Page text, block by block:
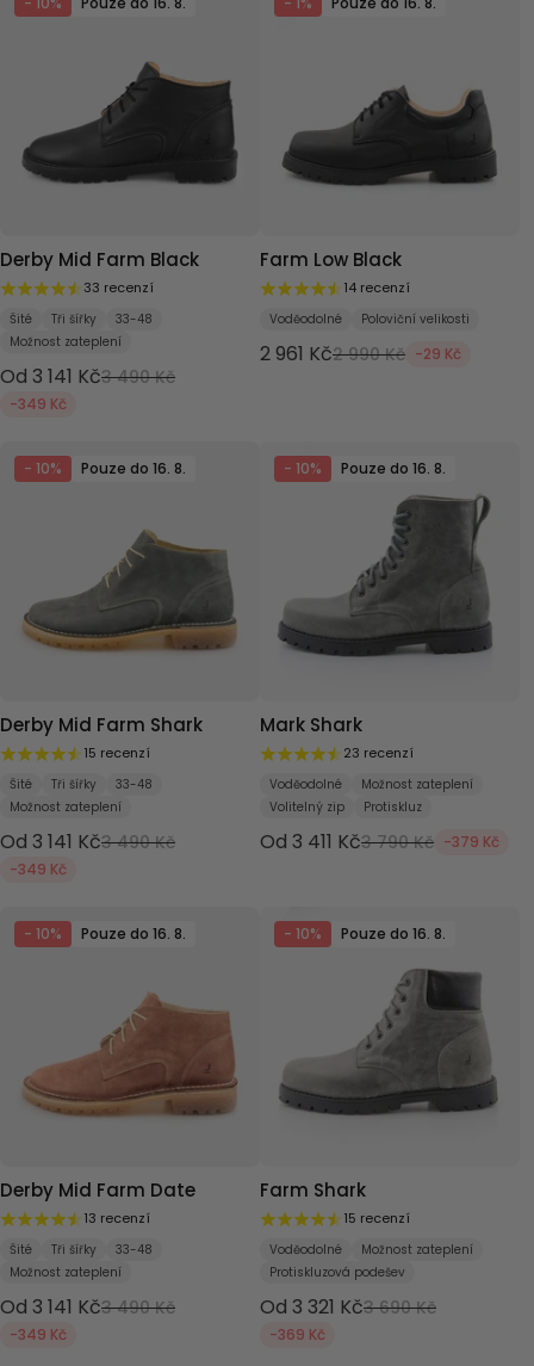
Derby Mid Farm Black
33 recenzí
Šité Tři šířky
33-48
Možnost zateplení
Od 3 141 Kč3 490 Kč
-349 Kč
Farm Low Black
14 recenzí
Voděodolné Poloviční velikosti
2 961 Kč2 990 Kč -29 Kč
- 10% Pouze do 16. 8.
Derby Mid Farm Shark
15 recenzí
Šité Tři šířky
33-48
Možnost zateplení
Od 3 141 Kč3 490 Kč
-349 Kč
- 10% Pouze do 16. 8.
Mark Shark
23 recenzí
Voděodolné
Možnost zateplení
Volitelný zip
Protiskluz
Od 3 411 Kč3 790 Kč -379 Kč
- 10% Pouze do 16. 8.
Derby Mid Farm Date
13 recenzí
Šité Tři šířky
33-48
Možnost zateplení
Od 3 141 Kč3 490 Kč
-349 Kč
- 10% Pouze do 16. 8.
Farm Shark
15 recenzí
Voděodolné
Možnost zateplení
Protiskluzová podešev
Od 3 321 Kč3 690 Kč
-369 Kč